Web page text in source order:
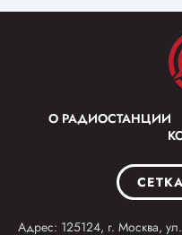
О РАДИОСТАНЦИИ
Адрес: 125124, г. Москва,